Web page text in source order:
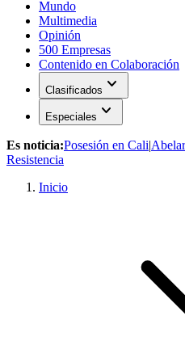
Mundo
Multimedia
Opinión
500 Empresas
Contenido en Colaboración
Clasificados expand_more
Especiales expand_more
Es noticia:Posesión en Cali|
Resistencia
Inicio